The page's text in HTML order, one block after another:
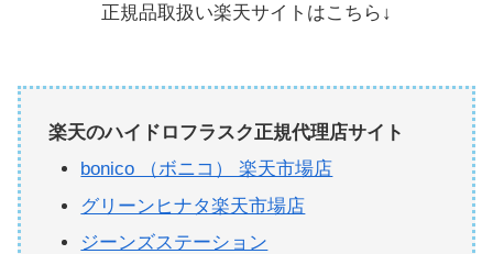
正規品取扱い楽天サイトはこちら↓
楽天のハイドロフラスク正規代理店サイト
bonico （ボニコ） 楽天市場店
グリーンヒナタ楽天市場店
ジーンズステーション